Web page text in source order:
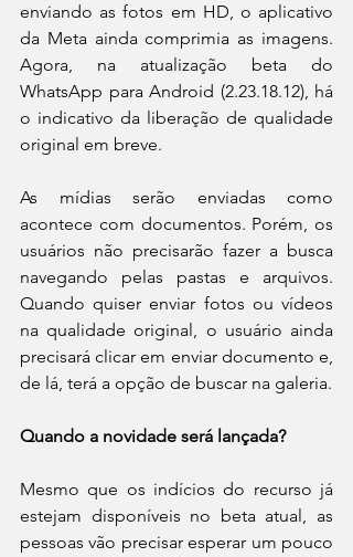
enviando as fotos em HD, o aplicativo
da Meta ainda comprimia as imagens.
Agora, na atualização beta do
WhatsApp para Android (2.23.18.12), há
o indicativo da liberação de qualidade
original em breve.
As mídias serão enviadas como
acontece com documentos. Porém, os
usuários não precisarão fazer a busca
navegando pelas pastas e arquivos.
Quando quiser enviar fotos ou vídeos
na qualidade original, o usuário ainda
precisará clicar em enviar documento e,
de lá, terá a opção de buscar na galeria.
Quando a novidade será lançada?
Mesmo que os indícios do recurso já
estejam disponíveis no beta atual, as
pessoas vão precisar esperar um pouco